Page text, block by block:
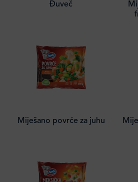
Đuveč
Miješano povrće za juhu